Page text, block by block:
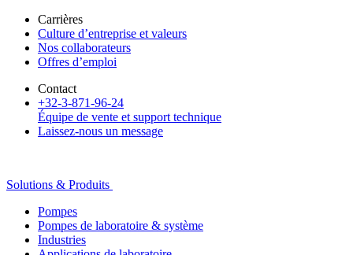
Carrières
Culture d’entreprise et valeurs
Nos collaborateurs
Offres d’emploi
Contact
+32-3-871-96-24
Équipe de vente et support technique
Laissez-nous un message
Solutions & Produits
Pompes
Pompes de laboratoire & système
Industries